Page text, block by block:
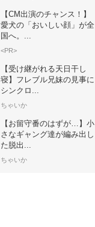
【CM出演のチャンス！】
愛犬の「おいしい顔」が全
国へ。...
<PR>
【受け継がれる天日干し
寝】フレブル兄妹の見事に
シンクロ...
ちゃいか
【お留守番のはずが…】小
さなギャング達が編み出し
た脱出...
ちゃいか